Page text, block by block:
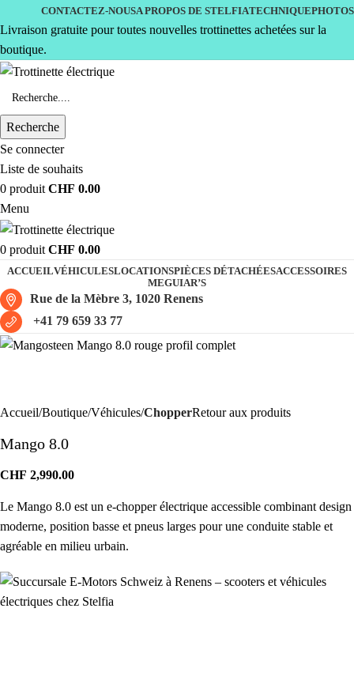
CONTACTEZ-NOUSA PROPOS DE STELFIATECHNIQUEPHOTOS
Livraison gratuite pour toutes nouvelles trottinettes achetées sur la
boutique.
Recherche
Se connecter
Liste de souhaits
0 produit CHF 0.00
Menu
0 produit CHF 0.00
ACCUEILVÉHICULESLOCATIONSPIÈCES DÉTACHÉESACCESSOIRES
MEGUIAR’S
Rue de la Mèbre 3, 1020 Renens
+41 79 659 33 77
Accueil Boutique Véhicules ChopperRetour aux produits
Mango 8.0
CHF 2,990.00
Le Mango 8.0 est un e-chopper électrique accessible combinant design
moderne, position basse et pneus larges pour une conduite stable et
agréable en milieu urbain.